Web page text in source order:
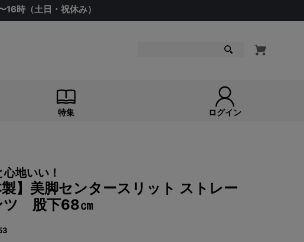
時（土日・祝休み）
特集 ログイン
地いい！
製】美脚センタースリット ストレー
ツ 股下68㎝